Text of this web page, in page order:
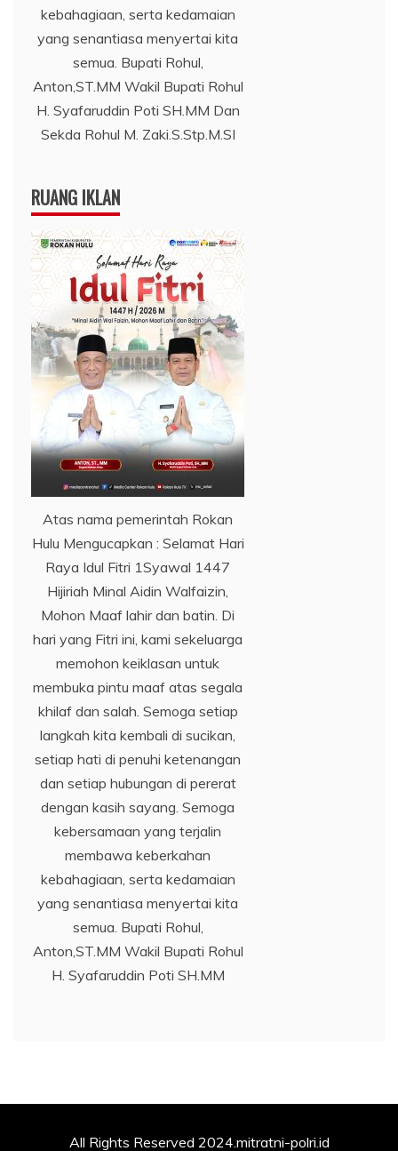
kebahagiaan, serta kedamaian
yang senantiasa menyertai kita
semua. Bupati Rohul,
Anton,ST.MM Wakil Bupati Rohul
H. Syafaruddin Poti SH.MM Dan
Sekda Rohul M. Zaki.S.Stp.M.SI
RUANG IKLAN
Atas nama pemerintah Rokan
Hulu Mengucapkan : Selamat Hari
Raya Idul Fitri 1Syawal 1447
Hijiriah Minal Aidin Walfaizin,
Mohon Maaf lahir dan batin. Di
hari yang Fitri ini, kami sekeluarga
memohon keiklasan untuk
membuka pintu maaf atas segala
khilaf dan salah. Semoga setiap
langkah kita kembali di sucikan,
setiap hati di penuhi ketenangan
dan setiap hubungan di pererat
dengan kasih sayang. Semoga
kebersamaan yang terjalin
membawa keberkahan
kebahagiaan, serta kedamaian
yang senantiasa menyertai kita
semua. Bupati Rohul,
Anton,ST.MM Wakil Bupati Rohul
H. Syafaruddin Poti SH.MM
All Rights Reserved 2024.mitratni-polri.id